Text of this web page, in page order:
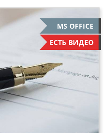
MS OFFICE
ЕСТЬ ВИДЕО